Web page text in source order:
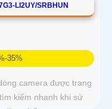
LI2UY/SRBHUN
35%
camera được trang
kiếm nhanh khi sử